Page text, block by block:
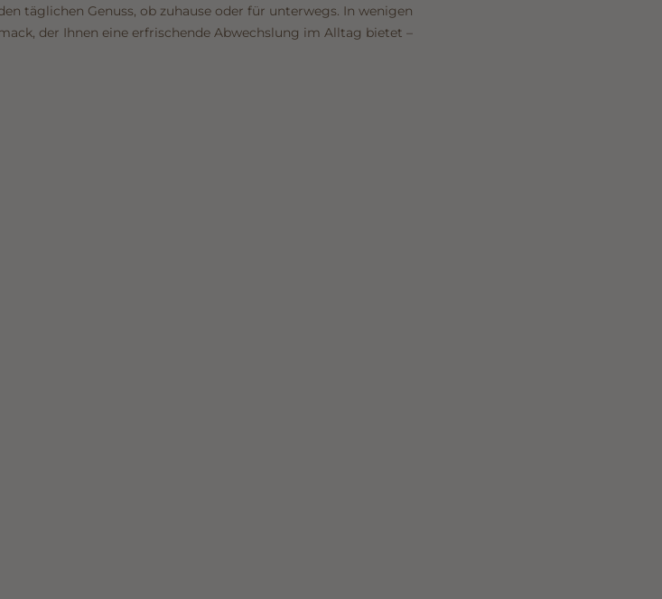
täglichen Genuss, ob zuhause oder für unterwegs. In wenigen
der Ihnen eine erfrischende Abwechslung im Alltag bietet –